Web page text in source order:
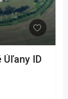
Úľany ID